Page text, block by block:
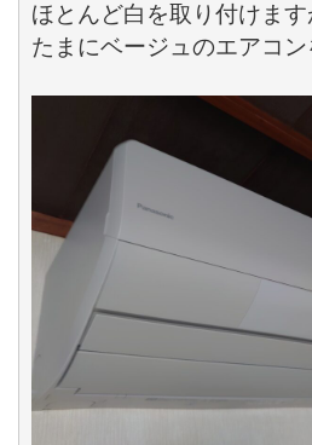
ほとんど白を取り付けます
たまにベージュのエアコ